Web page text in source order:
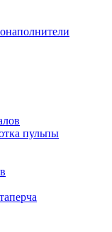
пульпы